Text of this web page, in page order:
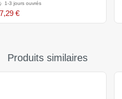
1-3 jours ouvrés
€
Produits similaires